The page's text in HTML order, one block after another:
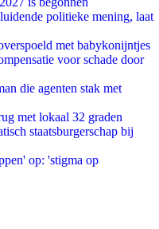
politieke mening, laat
met babykonijntjes
voor schade door
die agenten stak met
met lokaal 32 graden
staatsburgerschap bij
op: 'stigma op